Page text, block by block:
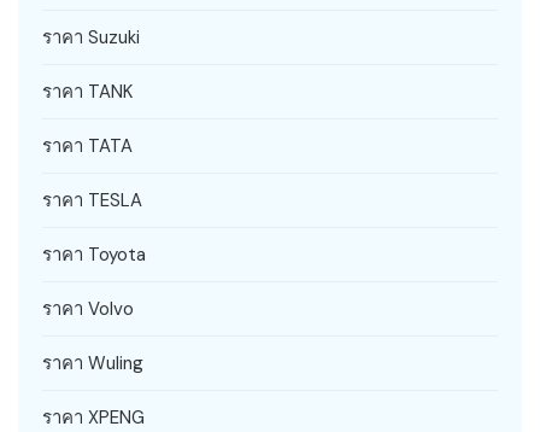
ราคา Suzuki
ราคา TANK
ราคา TATA
ราคา TESLA
ราคา Toyota
ราคา Volvo
ราคา Wuling
ราคา XPENG